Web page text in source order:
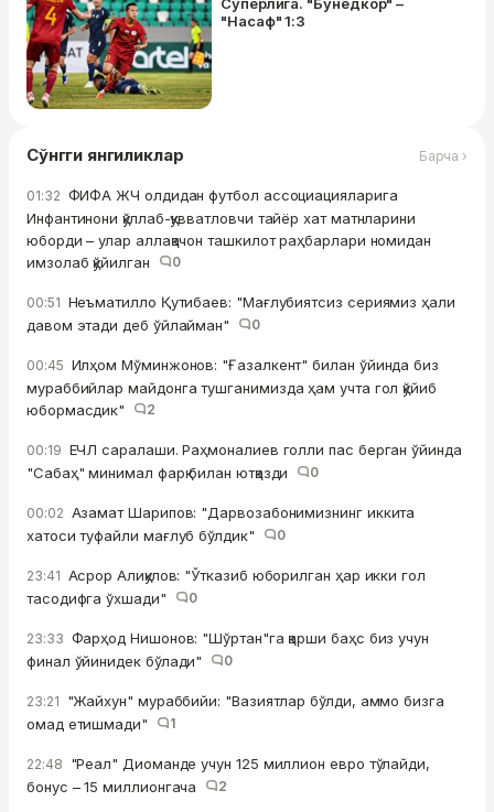
"Насаф" 1:3
Сўнгги янгиликлар Барча ›
01:32 ФИФА ЖЧ олдидан футбол ассоциацияларига
Инфантинони қўллаб-қувватловчи тайёр хат матнларини
юборди – улар аллақачон ташкилот раҳбарлари номидан
имзолаб қўйилган
0
00:51 Неъматилло Қутибаев: "Мағлубиятсиз сериямиз ҳали
давом этади деб ўйлайман"
0
00:45 Илҳом Мўминжонов: "Ғазалкент" билан ўйинда биз
мураббийлар майдонга тушганимизда ҳам учта гол қўйиб
юбормасдик"
2
00:19 ЕЧЛ саралаши. Раҳмоналиев голли пас берган ўйинда
"Сабаҳ" минимал фарқ билан ютқазди
0
00:02 Азамат Шарипов: "Дарвозабонимизнинг иккита
хатоси туфайли мағлуб бўлдик"
0
23:41 Асрор Алиқулов: "Ўтказиб юборилган ҳар икки гол
тасодифга ўхшади"
0
23:33 Фарҳод Нишонов: "Шўртан"га қарши баҳс биз учун
финал ўйинидек бўлади"
0
23:21 "Жайхун" мураббийи: "Вазиятлар бўлди, аммо бизга
омад етишмади"
1
22:48 "Реал" Диоманде учун 125 миллион евро тўлайди,
бонус – 15 миллионгача
2